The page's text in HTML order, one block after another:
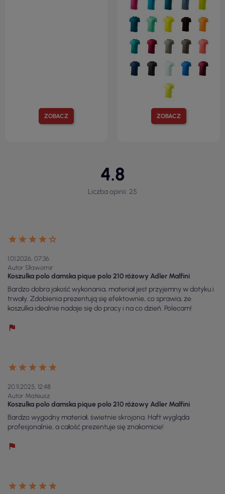
ZOBACZ ZOBACZ
4.8
Liczba opinii: 25
1.01.2026, 07:36
Autor Sławomir
Koszulka polo damska pique polo 210 różowy Adler Malfini
Bardzo dobra jakość wykonania, materiał jest przyjemny w dotyku i
trwały. Zdobienia prezentują się efektownie, co sprawia, że
koszulka idealnie nadaje się do pracy i na co dzień. Polecam!
20.11.2025, 12:48
Autor Mateusz
Koszulka polo damska pique polo 210 różowy Adler Malfini
Bardzo wygodny materiał, świetnie skrojona. Haft wygląda
profesjonalnie, a całość prezentuje się znakomicie!